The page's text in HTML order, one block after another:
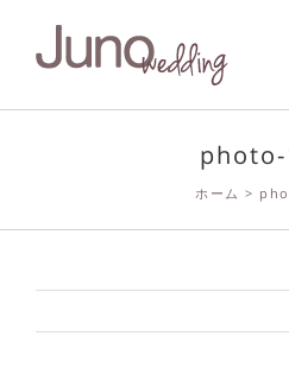
ホーム >